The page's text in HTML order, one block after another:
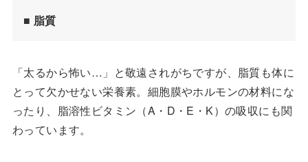
■ 脂質
「太るから怖い…」と敬遠されがちですが、脂質も体に
とって欠かせない栄養素。細胞膜やホルモンの材料にな
ったり、脂溶性ビタミン（A・D・E・K）の吸収にも関
わっています。